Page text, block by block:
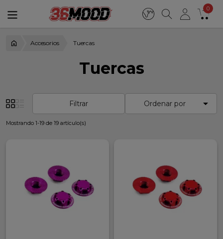
0
Accesorios Tuercas
Tuercas
Filtrar Ordenar por 
Mostrando 1-19 de 19 artículo(s)